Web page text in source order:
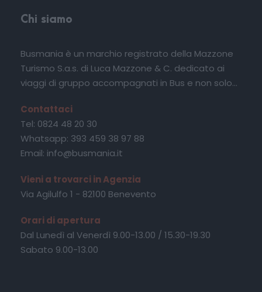
Chi siamo
Busmania è un marchio registrato della Mazzone
Turismo S.a.s. di Luca Mazzone & C. dedicato ai
viaggi di gruppo accompagnati in Bus e non solo...
Contattaci
Tel: 0824 48 20 30
Whatsapp: 393 459 38 97 88
Email: info@busmania.it
Vieni a trovarci in Agenzia
Via Agilulfo 1 - 82100 Benevento
Orari di apertura
Dal Lunedì al Venerdì 9.00-13.00 / 15.30-19.30
Sabato 9.00-13.00